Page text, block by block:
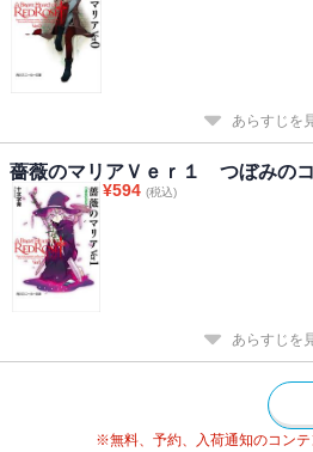
あらすじを
薔薇のマリアＶｅｒ１ つぼみの
¥594 (税込)
あらすじを
※無料、予約、入荷通知のコンテ